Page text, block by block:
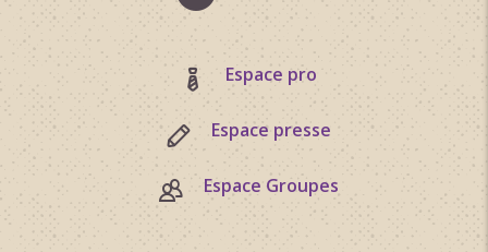
Espace pro
Espace presse
Espace Groupes